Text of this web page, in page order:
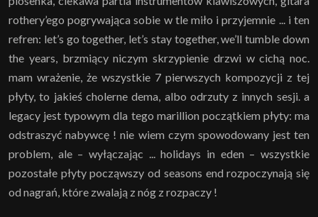
rothery’ego pogrywająca sobie w tle miło i przyjemnie ... i ten
refren: let’s go together, let’s stay together, we’ll tumble down
the years, brzmiący niczym skrzypienie drzwi w cichą noc.
mam wrażenie, że wszystkie 7 pierwszych kompozycji z tej
płyty, to jakieś cholerne dema, albo odrzuty z innych sesji. a
legacy jest typowym dla tego marillion początkiem płyty: ma
odstraszyć nabywcę ! nie wiem czym spowodowany jest ten
problem, ale – wyłączając ... holidays in eden – wszystkie
pozostałe płyty począwszy od seasons end rozpoczynają się
od nagrań, które zwalają z nóg z rozpaczy !